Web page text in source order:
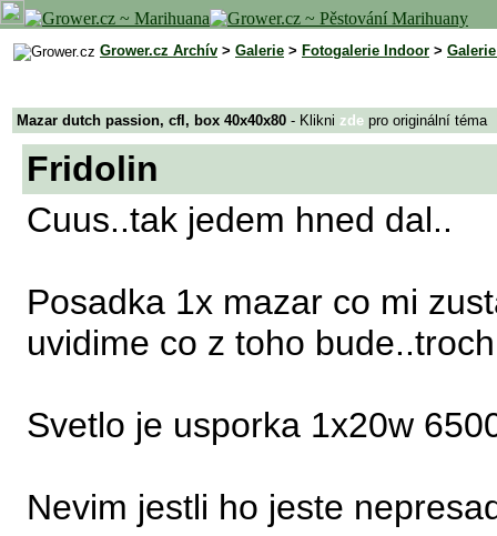
Grower.cz Archív > Galerie > Fotogalerie Indoor >
Mazar dutch passion, cfl, box 40x40x80 - Klikni zde pro originální téma
Fridolin
Cuus..tak jedem hned dal..
Posadka 1x mazar co mi
uvidime co z toho
Svetlo je usporka 1x20w
Nevim jestli ho jeste